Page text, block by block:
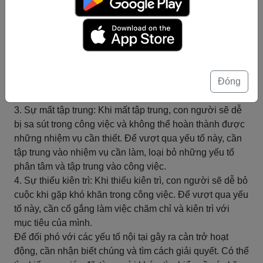
nghĩ mình không làm được. Để vượt qua yếu tố này, cần
tập trung vào những mục tiêu nhỏ và đạt được chúng
2. Sự lo lắng: Khi lo lắng, con người sẽ không tập trung
vượt qua yếu tố này, cần tập trung vào những điều cần
3. Sự mất tập trung: Khi mất tập trung, con người sẽ dễ
bị sa sút trong công việc và không thể hoàn thành được
những nhiệm vụ cần thiết. Để vượt qua yếu tố này, cần
tập trung vào nhiệm vụ cần làm, loại bỏ những yếu tố
phân tâm và tập trung vào công việc.
4. Sự thiếu kiên trì: Khi thiếu kiên trì, con người sẽ dễ bỏ
cuộc khi gặp khó khăn trong công việc. Để vượt qua yếu
tố này, cần cố gắng làm việc chăm chỉ và kiên trì với
mục tiêu của mình.
Để đối phó với các yếu tố nội tại gây ra cản trở hoạt
động, cần nhận biết chúng và tìm cách giải quyết. Có thể
Đóng